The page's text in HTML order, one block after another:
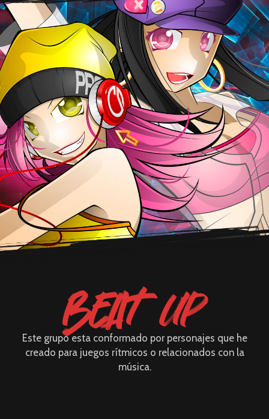
BEAT UP
Este grupo esta conformado por personajes que he
creado para juegos rítmicos o relacionados con la
música.